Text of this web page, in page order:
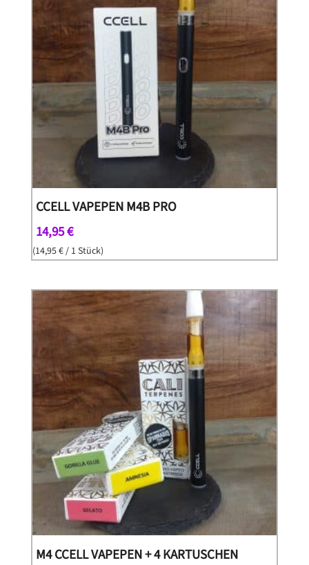
CCELL VAPEPEN M4B PRO
14,95€
(14,95€/ 1 Stück)
M4 CCELL VAPEPEN + 4 KARTUSCHEN